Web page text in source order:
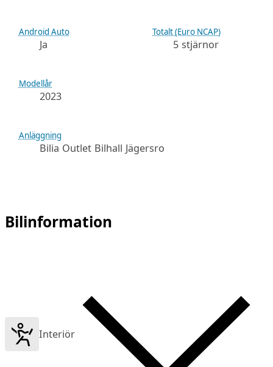
Android Auto
Ja
Totalt (Euro NCAP)
5 stjärnor
Modellår
2023
Anläggning
Bilia Outlet Bilhall Jägersro
Bilinformation
Interiör